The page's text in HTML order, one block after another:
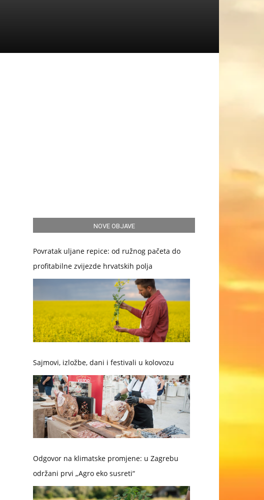
NOVE OBJAVE
Povratak uljane repice: od ružnog pačeta do
profitabilne zvijezde hrvatskih polja
Sajmovi, izložbe, dani i festivali u kolovozu
Odgovor na klimatske promjene: u Zagrebu
održani prvi „Agro eko susreti“